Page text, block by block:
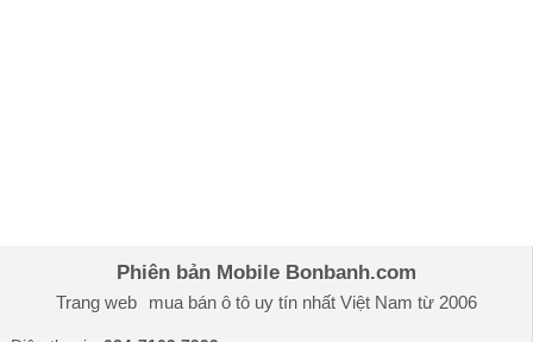
Phiên bản Mobile Bonbanh.com
Trang web mua bán ô tôuy tín nhất Việt Nam từ 2006